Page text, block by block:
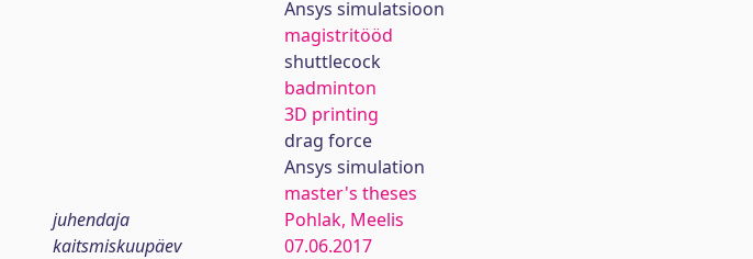
Ansys simulatsioon
magistritööd
shuttlecock
badminton
3D printing
drag force
Ansys simulation
master's theses
juhendaja
Pohlak, Meelis
kaitsmiskuupäev
07.06.2017